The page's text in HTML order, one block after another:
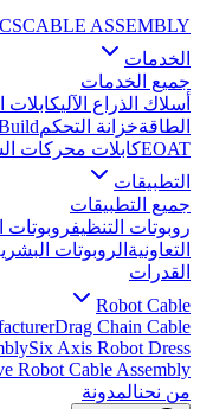
CABLE ASSEMBLY
الخدمات
جميع الخدمات
أسلاك الذراع الآلي
الطاقةخزانة التحكم
EOATكابلات محركات
التطبيقات
جميع التطبيقات
روبوتات التنظيفروبوتات
التعاونية الروبوتات
القدرات
Robot Cable
Drag Chain Cable
Six Axis Robot Dress
Robot Cable Assembly
من نحنالمدونة